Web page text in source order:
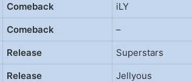
Comeback
iLY
Comeback
–
Release
Superstars
Release
Jellyous